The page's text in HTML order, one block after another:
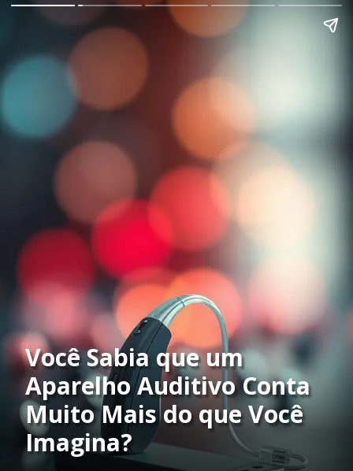
Você Sabia que um
Aparelho Auditivo Conta
Muito Mais do que Você
Imagina?